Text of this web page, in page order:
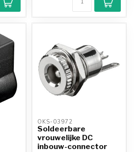
OKS-03972
Soldeerbare
vrouwelijke DC
inbouw-connector